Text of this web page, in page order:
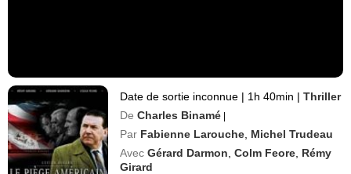
Date de sortie inconnue | 1h 40min | Thriller
De Charles Binamé |
Par Fabienne Larouche Michel Trudeau
Avec Gérard Darmon ,Colm Feore Rémy
Girard